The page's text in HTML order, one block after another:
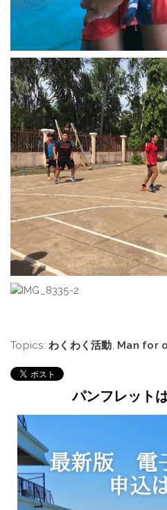
Topics: わくわく活動, Man for
パンフレット